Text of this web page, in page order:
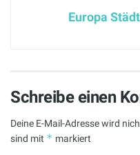
Europa
Schreibe einen
Deine E-Mail-Adresse wird
sind mit * markiert